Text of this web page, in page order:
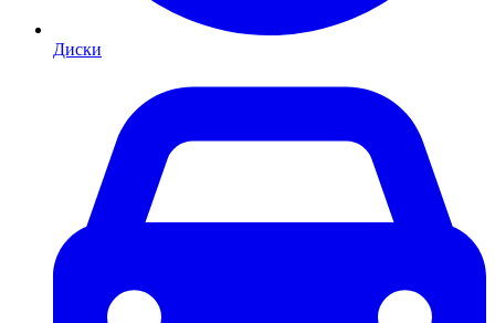
Диски